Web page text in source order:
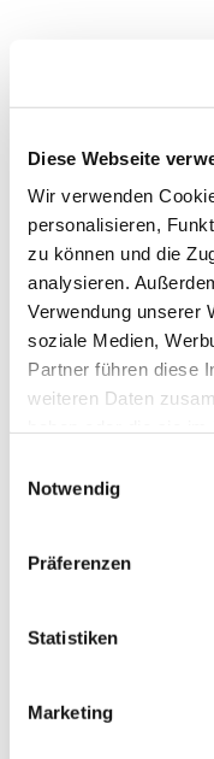
Diese Webseite
Wir verwenden
personalisieren,
zu können und die
analysieren.
Verwendung unserer
soziale Medien,
Partner führen diese
weiteren Daten
Notwendig
Präferenzen
Statistiken
Marketing
Dies